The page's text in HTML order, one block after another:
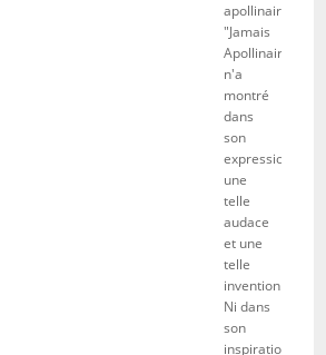
apollinaire/
"Jamais
Apollinaire
n'a
montré
dans
son
expression
une
telle
audace
et une
telle
invention.
Ni dans
son
inspiration.